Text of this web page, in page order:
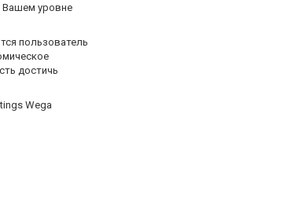
Вашем уровне
пользователь
достичь
Wega